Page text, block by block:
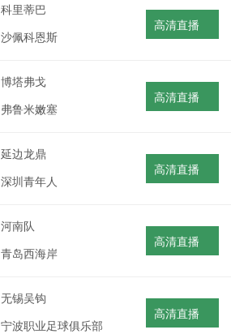
科里蒂巴
沙佩科恩斯
高清直播
博塔弗戈
弗鲁米嫩塞
高清直播
延边龙鼎
深圳青年人
高清直播
河南队
青岛西海岸
高清直播
无锡吴钩
宁波职业足球俱乐部
高清直播